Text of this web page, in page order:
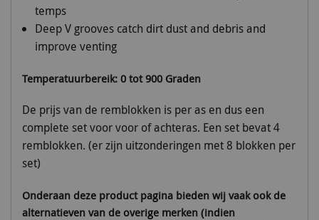
temps
Deep V grooves catch dirt dust and debris and
improve venting
Temperatuurbereik: 0 tot 900 Graden
De prijs van de remblokken is per as en dus een
complete set voor voor of achteras. Een set bevat 4
remblokken. (er zijn uitzonderingen met 8 blokken per
set)
Onderaan deze product pagina bieden wij vaak ook de
alternatieven van de overige merken (indien